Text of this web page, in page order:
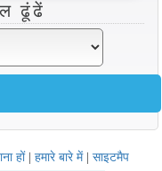
ढूंढें
हों| हमारे बारे में| साइटमैप